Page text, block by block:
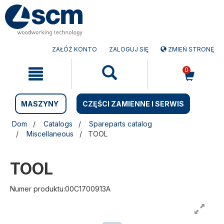
Przejdź
do
treści
Przejdź
do
menu
nawigacyjnego
ZAŁÓŻ KONTO ZALOGUJ SIĘ ZMIEŃ STRONĘ
0
MASZYNY CZĘŚCI ZAMIENNE I SERWIS
Dom Catalogs
Spareparts catalog
Miscellaneous
TOOL
TOOL
Numer produktu:00C1700913A